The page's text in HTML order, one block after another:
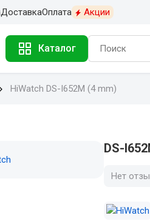
ДоставкаОплата Акции
Каталог
HiWatch DS-I652M (4 mm)
DS-
Нет